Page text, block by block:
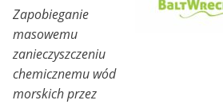
Zapobieganie
masowemu
zanieczyszczeniu
chemicznemu wód
morskich przez